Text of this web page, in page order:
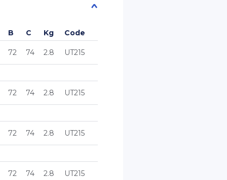
B C Kg Code
72 74 2.8 UT215
72 74 2.8 UT215
72 74 2.8 UT215
72 74 2.8 UT215